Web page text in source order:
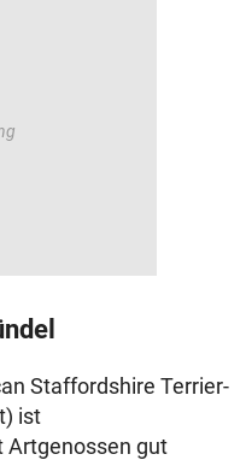
Staffordshire Terrier-
ist
Artgenossen gut